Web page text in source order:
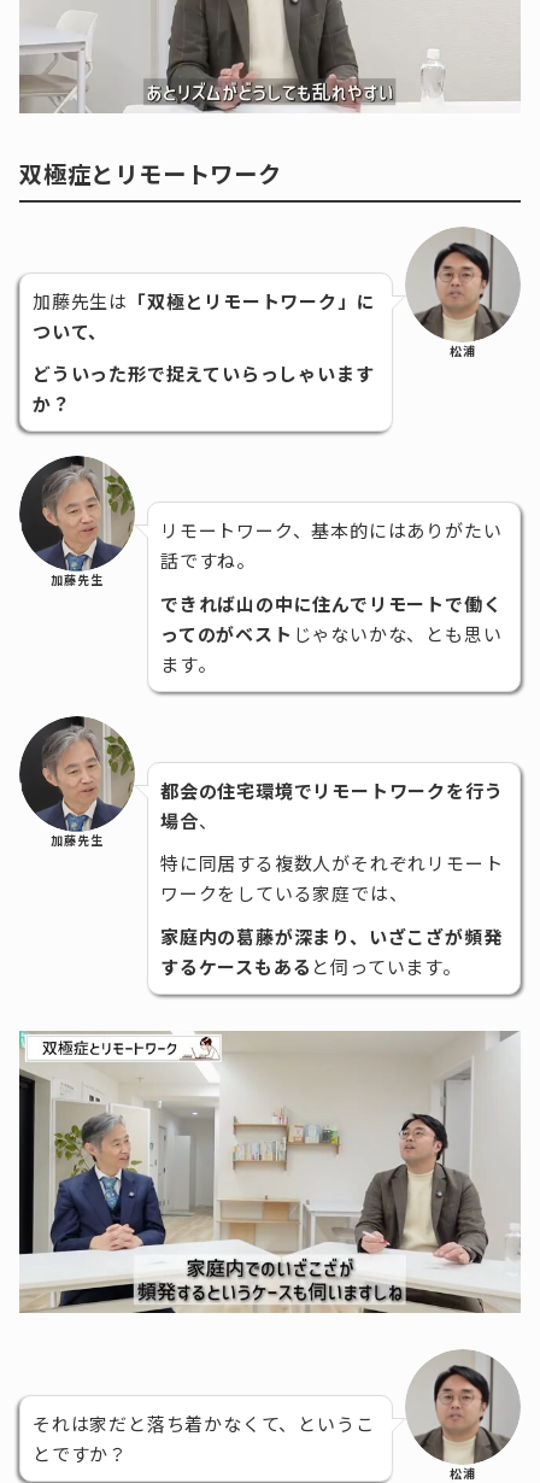
双極症とリモートワーク
加藤先生は 「双極とリモートワーク」に
ついて、
どういった形で捉えていらっしゃいます
か？
松浦
加藤先生
リモートワーク、基本的にはありがたい
話ですね。
できれば山の中に住んでリモートで働く
ってのがベスト じゃないかな、とも思い
ます。
加藤先生
都会の住宅環境でリモートワークを行う
場合、
特に同居する複数人がそれぞれリモート
ワークをしている家庭では、
家庭内の葛藤が深まり、いざこざが頻発
するケースもある と伺っています。
それは家だと落ち着かなくて、というこ
とですか？
松浦